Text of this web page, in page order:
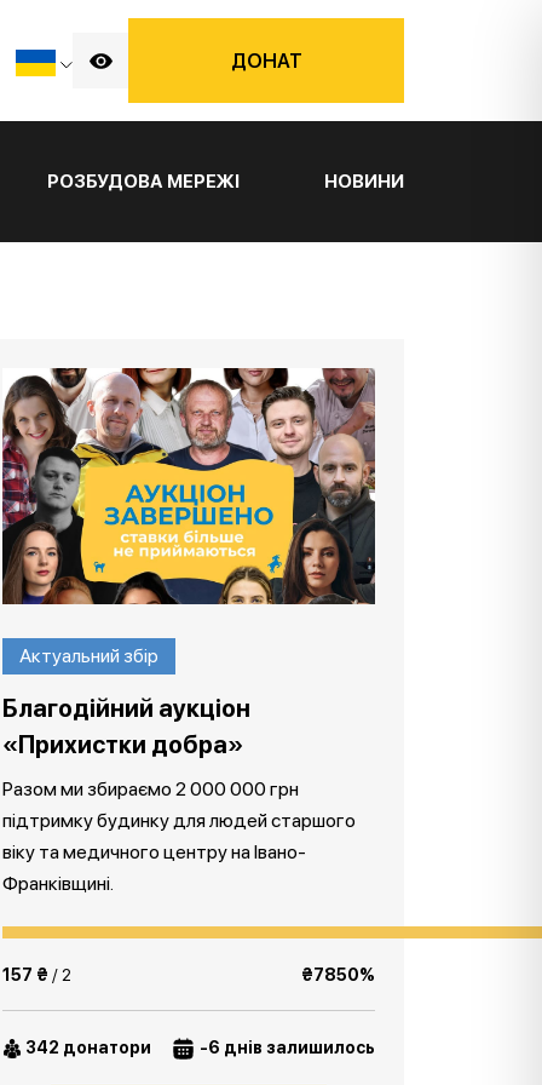
ДОНАТ
РОЗБУДОВА МЕРЕЖІ НОВИНИ
Актуальний збір
Благодійний аукціон
«Прихистки добра»
Разом ми збираємо 2 000 000 грн
підтримку будинку для людей старшого
віку та медичного центру на Івано-
Франківщині.
157 ₴ / 2 ₴7850%
342 донатори -6 днів залишилось